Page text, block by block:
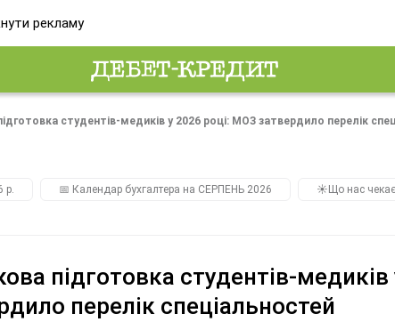
рекламу
студентів-медиків у 2026 році: МОЗ затвердило перелік
р. 📅 Календар бухгалтера на СЕРПЕНЬ 2026 ☀️Що нас
підготовка студентів-
перелік спеціальностей